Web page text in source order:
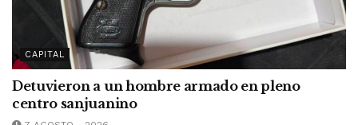
CAPITAL
Detuvieron a un hombre armado en pleno
centro sanjuanino